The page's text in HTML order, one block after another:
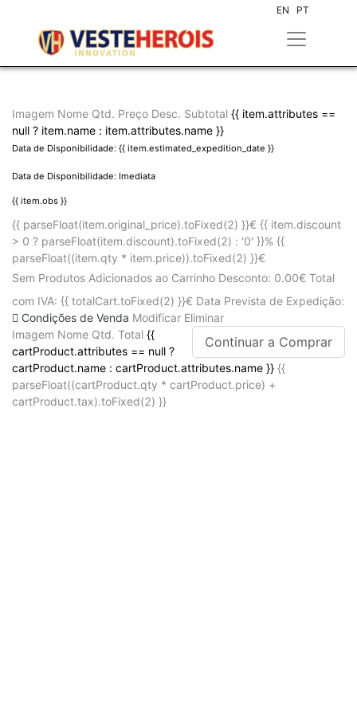
EN PT
Imagem Nome Qtd. Preço Desc. Subtotal {{ item.attributes ==
null ? item.name : item.attributes.name }}
Data de Disponibilidade: {{ item.estimated_expedition_date }}
Data de Disponibilidade: Imediata
{{ item.obs }}
{{ parseFloat(item.original_price).toFixed(2) }}€ {{ item.discount
> 0 ? parseFloat(item.discount).toFixed(2) : '0' }}% {{
parseFloat((item.qty * item.price)).toFixed(2) }}€
Sem Produtos Adicionados ao Carrinho Desconto: 0.00€ Total
com IVA: {{ totalCart.toFixed(2) }}€ Data Prevista de Expedição:
Condições de Venda Modificar Eliminar
Continuar a Comprar
Imagem Nome Qtd. Total {{
cartProduct.attributes == null ?
cartProduct.name : cartProduct.attributes.name }} {{
parseFloat((cartProduct.qty * cartProduct.price) +
cartProduct.tax).toFixed(2) }}